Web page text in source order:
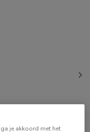
je akkoord met het